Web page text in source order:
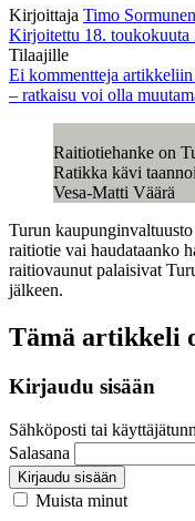
Kirjoittaja Timo Sormunen
Kirjoitettu 18. toukokuuta
Tilaajille
Ei kommentteja artikkeliin
– ratkaisu voi olla
Raitiotiehanke on
Ratikka kävi
Vesa-Matti Väärä
Turun
raitiotie vai haudataanko
raitiovaunut palaisivat
jälkeen.
Tämä artikkeli
Kirjaudu sisään
Sähköposti tai
Salasana
Kirjaudu sisään
Muista minut